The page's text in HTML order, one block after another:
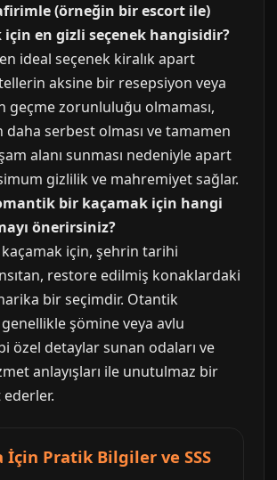
(örneğin bir escort ile)
en gizli seçenek hangisidir?
ideal seçenek kiralık apart
aksine bir resepsiyon veya
geçme zorunluluğu olmaması,
daha serbest olması ve tamamen
alanı sunması nedeniyle apart
gizlilik ve mahremiyet sağlar.
bir kaçamak için hangi
önerirsiniz?
için, şehrin tarihi
restore edilmiş konaklardaki
bir seçimdir. Otantik
şömine veya avlu
özel detaylar sunan odaları ve
anlayışları ile unutulmaz bir
İçin Pratik Bilgiler ve SSS